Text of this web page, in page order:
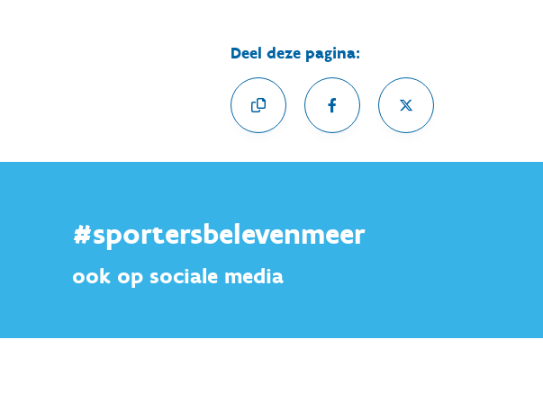
Deel deze pagina:
#sportersbelevenmeer
ook op sociale media